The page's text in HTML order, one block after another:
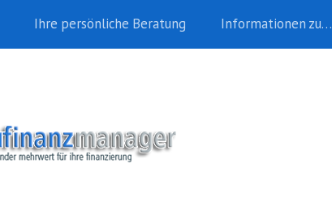
Ihre persönliche Beratung Informationen zu…